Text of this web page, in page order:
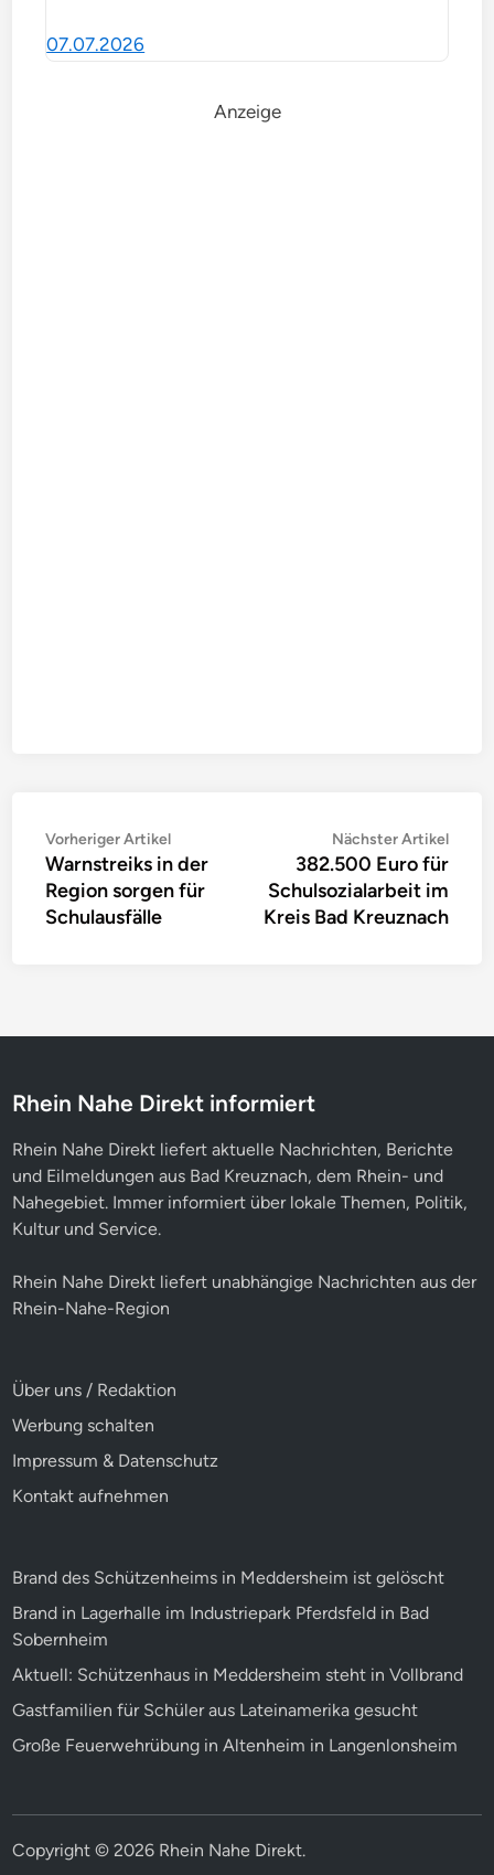
07.07.2026
Anzeige
Beitragsnavigation
Vorheriger ArtikelVorheriger
Artikel:
Warnstreiks in der
Region sorgen für
Schulausfälle
Nächster Artikel
382.500 Euro für
Schulsozialarbeit im
Kreis Bad Kreuznach
Rhein Nahe Direkt informiert
Rhein Nahe Direkt liefert aktuelle Nachrichten, Berichte
und Eilmeldungen aus Bad Kreuznach, dem Rhein- und
Nahegebiet. Immer informiert über lokale Themen, Politik,
Kultur und Service.
Rhein Nahe Direkt liefert unabhängige Nachrichten aus der
Rhein-Nahe-Region
Über uns / Redaktion
Werbung schalten
Impressum & Datenschutz
Kontakt aufnehmen
Brand des Schützenheims in Meddersheim ist gelöscht
Brand in Lagerhalle im Industriepark Pferdsfeld in Bad
Sobernheim
Aktuell: Schützenhaus in Meddersheim steht in Vollbrand
Gastfamilien für Schüler aus Lateinamerika gesucht
Große Feuerwehrübung in Altenheim in Langenlonsheim
Copyright © 2026 Rhein Nahe Direkt.